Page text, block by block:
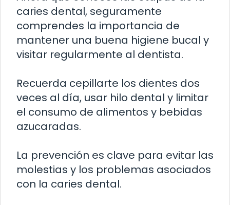
caries dental, seguramente
comprendes la importancia de
mantener una buena higiene bucal y
visitar regularmente al dentista.
Recuerda cepillarte los dientes dos
veces al día, usar hilo dental y limitar
el consumo de alimentos y bebidas
azucaradas.
La prevención es clave para evitar las
molestias y los problemas asociados
con la caries dental.